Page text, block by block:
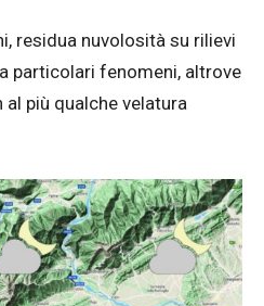
residua nuvolosità su rilievi
particolari fenomeni, altrove
più qualche velatura